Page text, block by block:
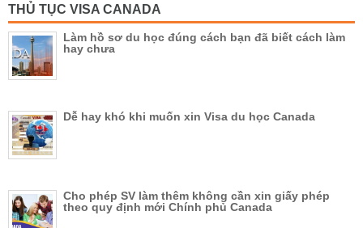
THỦ TỤC VISA CANADA
Làm hồ sơ du học đúng cách bạn đã biết cách làm
hay chưa
Dễ hay khó khi muốn xin Visa du học Canada
Cho phép SV làm thêm không cần xin giấy phép
theo quy định mới Chính phủ Canada